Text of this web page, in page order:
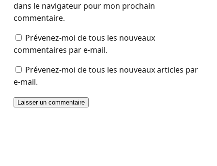
dans le navigateur pour mon prochain
commentaire.
Prévenez-moi de tous les nouveaux
commentaires par e-mail.
Prévenez-moi de tous les nouveaux articles par
e-mail.